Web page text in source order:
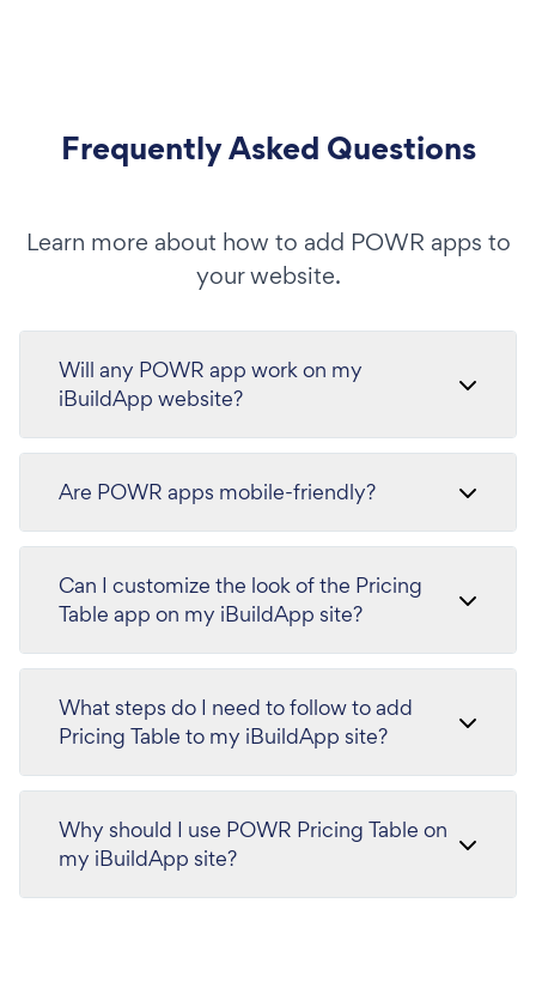
Frequently Asked Questions
Learn more about how to add POWR apps to
your website.
Will any POWR app work on my
iBuildApp website?
Are POWR apps mobile-friendly?
Can I customize the look of the Pricing
Table app on my iBuildApp site?
What steps do I need to follow to add
Pricing Table to my iBuildApp site?
Why should I use POWR Pricing Table on
my iBuildApp site?